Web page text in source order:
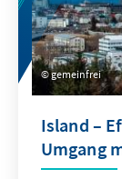
gemeinfrei
Island –
Umgang